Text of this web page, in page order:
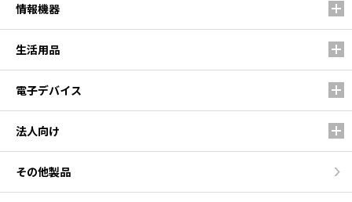
情報機器
生活用品
電子デバイス
法人向け
その他製品